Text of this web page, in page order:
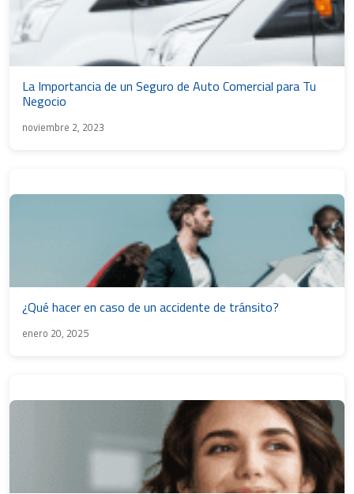
La Importancia de un Seguro de Auto Comercial para Tu
Negocio
noviembre 2, 2023
¿Qué hacer en caso de un accidente de tránsito?
enero 20, 2025